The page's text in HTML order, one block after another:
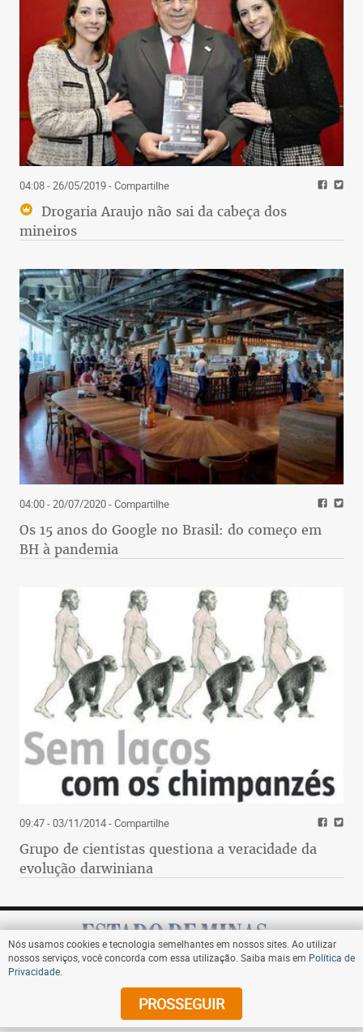
04:08 - 26/05/2019- Compartilhe
Drogaria Araujo não sai da cabeça dos
mineiros
04:00 - 20/07/2020- Compartilhe
Os 15 anos do Google no Brasil: do começo em
BH à pandemia
09:47 - 03/11/2014- Compartilhe
Grupo de cientistas questiona a veracidade da
evolução darwiniana
Assine
Nós usamos cookies e tecnologia semelhantes em nossos sites. Ao utilizar
nossos serviços, você concorda com essa utilização. Saiba mais em Política de
Privacidade
PROSSEGUIR